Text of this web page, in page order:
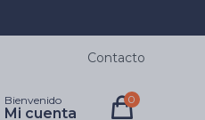
0
Contacto